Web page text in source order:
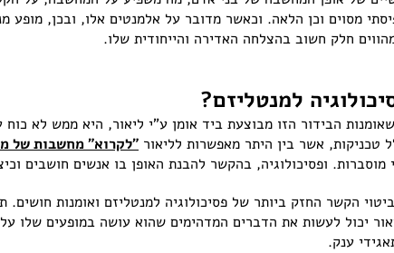
מסוים וכן הלאה. וכאשר מדובר על אלמנטים אלו, ובכן, מופע
חלק חשוב בהצלחה האדירה והייחודית שלו.
למנטליזם?
הבידור הזו מבוצעת ביד אומן ע"י ליאור, היא ממש לא
טכניקות, אשר בין היתר מאפשרות לליאור "לקרוא" מחשבות של
מוסברות. ופסיכולוגיה, בהקשר להבנת האופן בו אנשים חושבים
הקשר החזק ביותר של פסיכולוגיה למנטליזם ואומנות חושים.
יכול לעשות את הדברים המדהימים שהוא עושה במופעים שלו
ענק.